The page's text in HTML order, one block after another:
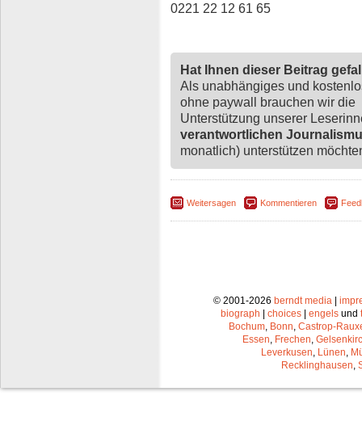
0221 22 12 61 65
Hat Ihnen dieser Beitrag
Als unabhängiges und
ohne paywall brauchen wir die
Unterstützung unserer
verantwortlichen
monatlich) unterstützen
Weitersagen Kommentieren
© 2001-2026 berndt media|
biograph
choices engels und
Bochum, Bonn, Castrop-
Essen, Frechen,
Leverkusen, Lünen,
Recklinghausen,